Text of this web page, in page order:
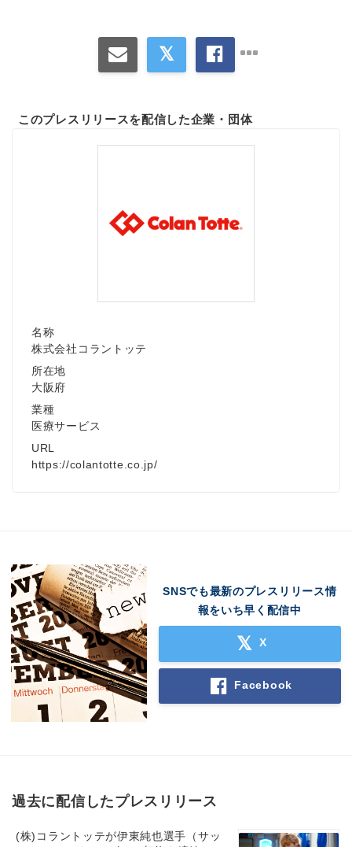
このプレスリリースを配信した企業・団体
名称
株式会社コラントッテ
所在地
大阪府
業種
医療サービス
URL
https://colantotte.co.jp/
SNSでも最新のプレスリリース情
報をいち早く配信中
X
Facebook
過去に配信したプレスリリース
(株)コラントッテが伊東純也選手（サッ